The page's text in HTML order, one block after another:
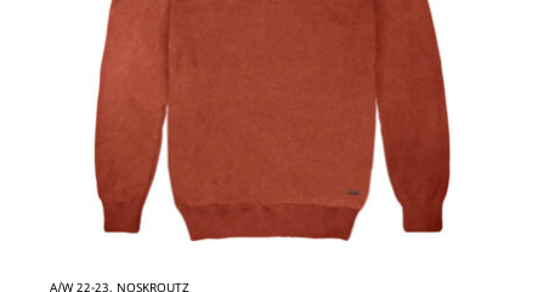
A/W 22-23, NOSKROUTZ